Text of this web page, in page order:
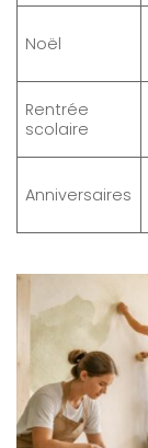
Noël
Rentrée
scolaire
Anniversaires